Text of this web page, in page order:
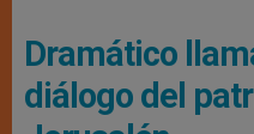
Dramático
diálogo del